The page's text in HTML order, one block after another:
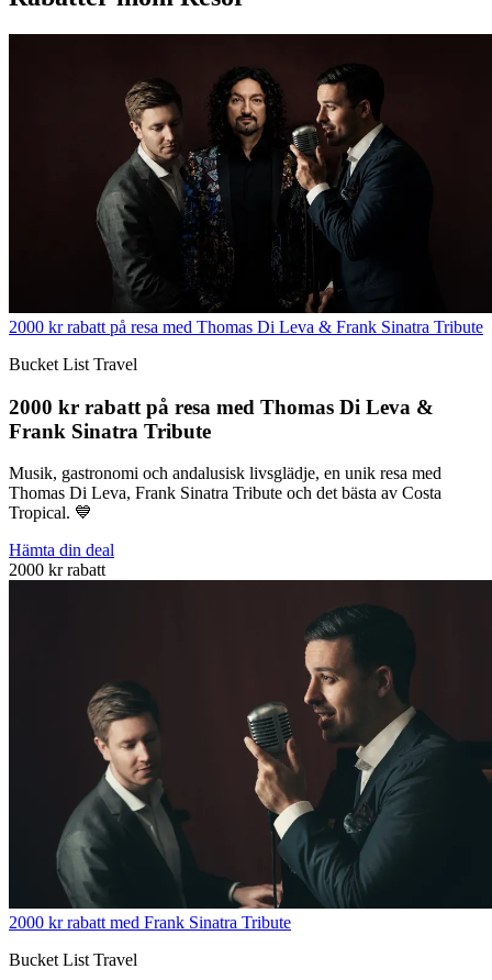
2000 kr rabatt på resa med Thomas Di Leva & Frank Sinatra Tribute
Bucket List Travel
2000 kr rabatt på resa med Thomas Di Leva &
Frank Sinatra Tribute
Musik, gastronomi och andalusisk livsglädje, en unik resa med
Thomas Di Leva, Frank Sinatra Tribute och det bästa av Costa
Tropical. 💙
Hämta din deal
2000 kr rabatt
2000 kr rabatt med Frank Sinatra Tribute
Bucket List Travel